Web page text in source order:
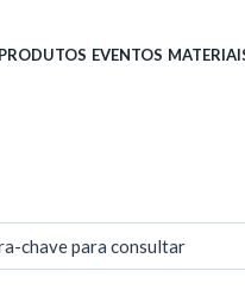
EVENTOS
chave para consultar